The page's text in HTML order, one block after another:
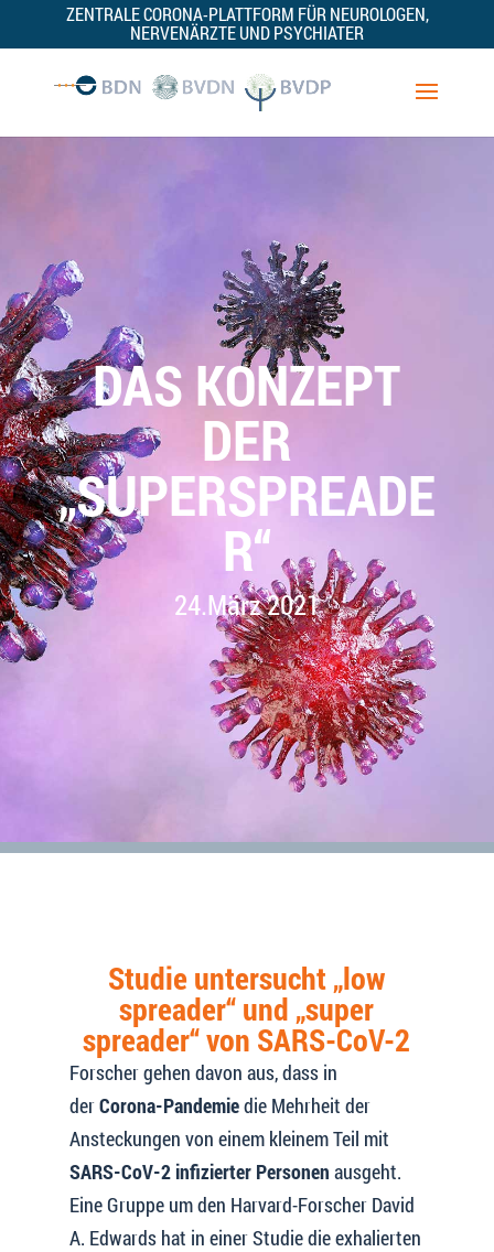
ZENTRALE CORONA-PLATTFORM FÜR NEUROLOGEN,
NERVENÄRZTE UND PSYCHIATER
DAS KONZEPT
DER
„SUPERSPREADE
R“
24.März 2021
Studie untersucht „low
spreader“ und „super
spreader“ von SARS-CoV-2
Forscher gehen davon aus, dass in
derCorona-Pandemiedie Mehrheit der
Ansteckungen von einem kleinem Teil mit
SARS-CoV-2 infizierter Personen ausgeht.
Eine Gruppe um den Harvard-Forscher David
A. Edwards hat in einer Studie die exhalierten